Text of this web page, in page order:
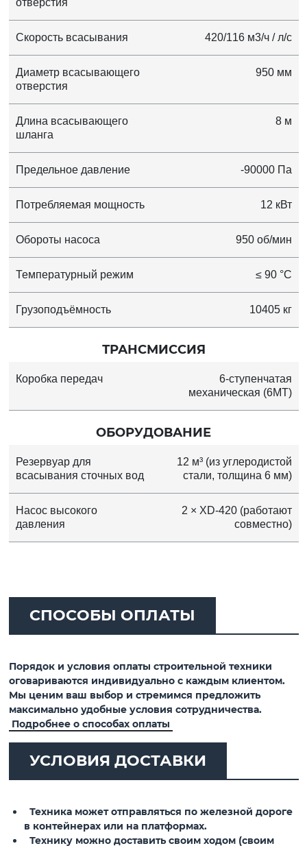
отверстия
Скорость всасывания 420/116 м3/ч / л/с
Диаметр всасывающего
отверстия
950 мм
Длина всасывающего
шланга
8 м
Предельное давление -90000 Па
Потребляемая мощность 12 кВт
Обороты насоса 950 об/мин
Температурный режим ≤ 90 °C
Грузоподъёмность 10405 кг
ТРАНСМИССИЯ
Коробка передач
6-ступенчатая
механическая (6MT)
ОБОРУДОВАНИЕ
Резервуар для
всасывания сточных вод
12 м³ (из углеродистой
стали, толщина 6 мм)
Насос высокого
давления
2 × XD-420 (работают
совместно)
СПОСОБЫ ОПЛАТЫ
Порядок и условия оплаты строительной техники
оговариваются индивидуально с каждым клиентом.
Мы ценим ваш выбор и стремимся предложить
максимально удобные условия сотрудничества.
Подробнее о способах оплаты
УСЛОВИЯ ДОСТАВКИ
Техника может отправляться по железной дороге
в контейнерах или на платформах.
Технику можно доставить своим ходом (своим